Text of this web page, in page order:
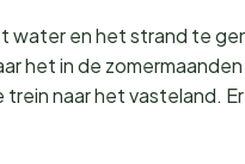
water en het strand te
het in de
naar het vasteland.